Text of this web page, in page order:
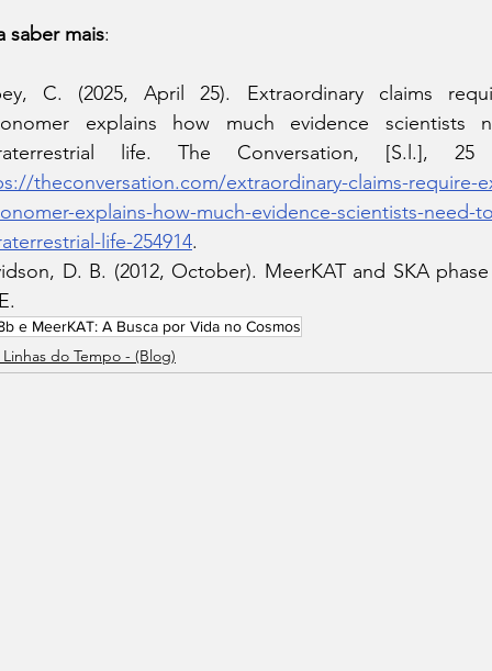
saber mais:
C. (2025, April 25). Extraordinary claims
explains how much evidence scientists
theconversation.com/extraordinary-claims-require-
explains-how-much-evidence-scientists-need-
life-254914.
D. B. (2012, October). MeerKAT and SKA
e MeerKAT: A Busca por Vida no Cosmos
Linhas do Tempo - (Blog)